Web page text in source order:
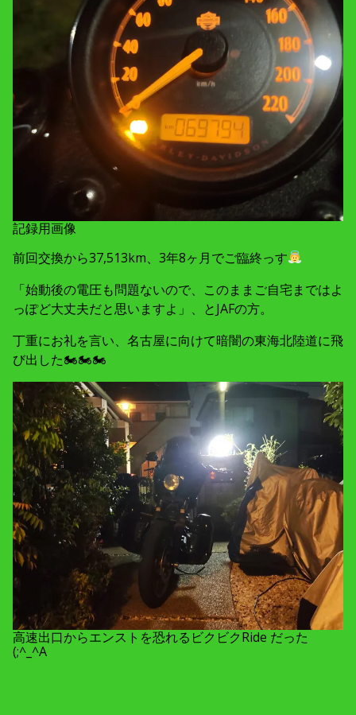
記録用画像
前回交換から37,513km、3年8ヶ月でご臨終っす
「始動後の電圧も問題ないので、このままご自宅まではよ
っぽど大丈夫だと思いますよ」、とJAFの方。
丁重にお礼を言い、名古屋に向けて暗闇の東海北陸道に飛
び出した🏍🏍🏍
高速出口からエンストを恐れるビクビクRide だった
(;^_^A